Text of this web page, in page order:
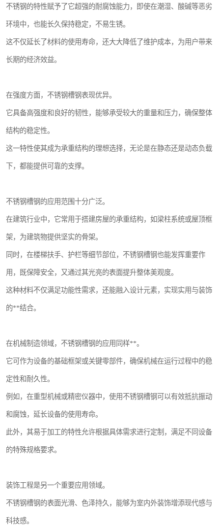
不锈钢的特性赋予了它超强的耐腐蚀能力，即使在潮湿、酸碱等恶劣
环境中，也能长久保持稳定，不易生锈。
这不仅延长了材料的使用寿命，还大大降低了维护成本，为用户带来
长期的经济效益。
在强度方面，不锈钢槽钢表现优异。
它具备高强度和良好的韧性，能够承受较大的重量和压力，确保整体
结构的稳定性。
这一特性使其成为承重结构的理想选择，无论是在静态还是动态负载
下，都能提供可靠的支撑。
不锈钢槽钢的应用范围十分广泛。
在建筑行业中，它常用于搭建房屋的承重结构，如梁柱系统或屋顶框
架，为建筑物提供坚实的骨架。
同时，在楼梯扶手、护栏等细节部位，不锈钢槽钢也能发挥重要作
用，既保障安全，又通过其光亮的表面提升整体美观度。
这种材料不仅满足功能性需求，还能融入设计元素，实现实用与装饰
的**结合。
在机械制造领域，不锈钢槽钢的应用同样**。
它可作为设备的基础框架或关键零部件，确保机械在运行过程中的稳
定性和耐久性。
例如，在重型机械或精密仪器中，使用不锈钢槽钢可以有效抵抗振动
和腐蚀，延长设备的使用寿命。
此外，其易于加工的特性允许根据具体需求进行定制，满足不同设备
的特殊规格要求。
装饰工程是另一个重要应用领域。
不锈钢槽钢的表面光滑、色泽持久，能够为室内外装饰增添现代感与
科技感。